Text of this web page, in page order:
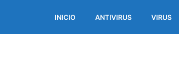
INICIO ANTIVIRUS VIRUS